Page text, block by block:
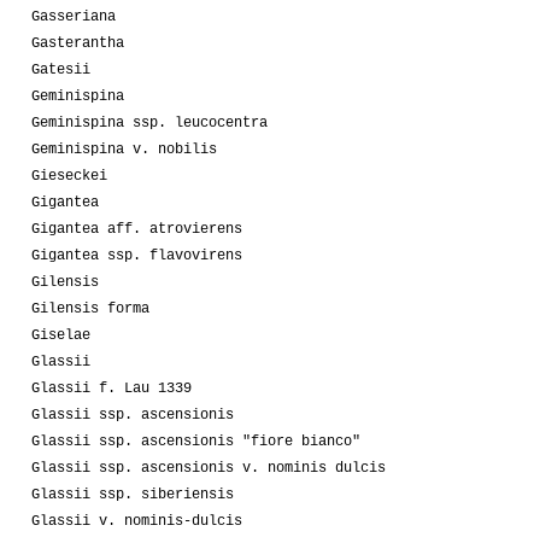
Gasseriana
Gasterantha
Gatesii
Geminispina
Geminispina ssp. leucocentra
Geminispina v. nobilis
Gieseckei
Gigantea
Gigantea aff. atrovierens
Gigantea ssp. flavovirens
Gilensis
Gilensis forma
Giselae
Glassii
Glassii f. Lau 1339
Glassii ssp. ascensionis
Glassii ssp. ascensionis "fiore bianco"
Glassii ssp. ascensionis v. nominis dulcis
Glassii ssp. siberiensis
Glassii v. nominis-dulcis